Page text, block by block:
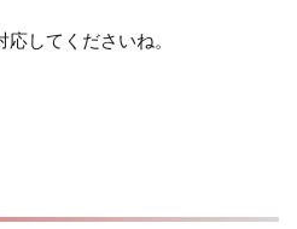
してくださいね。